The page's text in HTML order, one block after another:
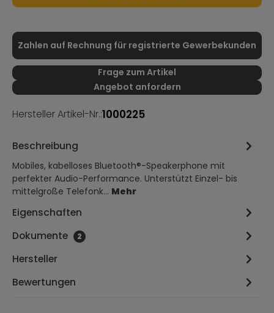
Zahlen auf Rechnung für registrierte Gewerbekunden
Frage zum Artikel
Angebot anfordern
Hersteller Artikel-Nr.:1000225
Beschreibung
Mobiles, kabelloses Bluetooth®-Speakerphone mit
perfekter Audio-Performance. Unterstützt Einzel- bis
mittelgroße Telefonk… Mehr
Eigenschaften
Dokumente
2
Hersteller
Bewertungen